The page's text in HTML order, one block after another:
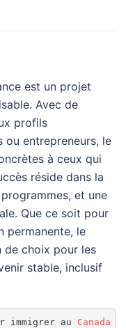
est un projet
Avec de
profils
ou entrepreneurs, le
à ceux qui
réside dans la
et une
Que ce soit pour
permanente, le
de choix pour les
stable, inclusif
immigrer au Canada